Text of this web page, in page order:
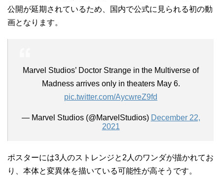
公開が延期されているため、国内で公式に見られる初の動
画となります。
Marvel Studios’ Doctor Strange in the Multiverse of
Madness arrives only in theaters May 6.
pic.twitter.com/AycwreZ9fd
— Marvel Studios (@MarvelStudios) December 22,
2021
ポスターには3人のストレンジと2人のワンダが描かれてお
り、本体と変異体を描いている可能性が高そうです。